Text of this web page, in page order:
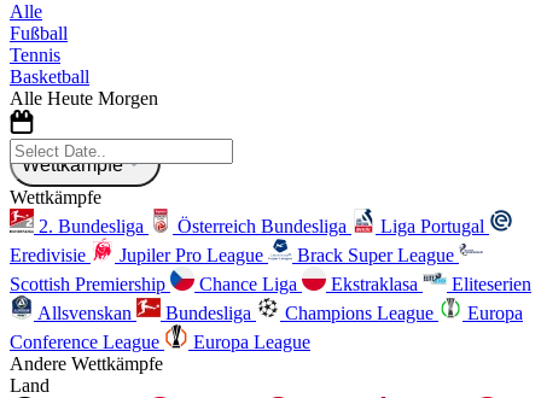
Alle
Fußball
Tennis
Basketball
Alle Heute Morgen
Wettkämpfe
Wettkämpfe
2. Bundesliga
Österreich Bundesliga
Liga Portugal
Eredivisie
Jupiler Pro League
Brack Super League
Scottish Premiership
Chance Liga Ekstraklasa
Eliteserien
Allsvenskan
Bundesliga Champions League
Europa
Conference League
Europa League
Andere Wettkämpfe
Land